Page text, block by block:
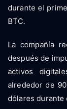
durante el
BTC.
La compañía
después de
activos
alrededor de
dólares durante